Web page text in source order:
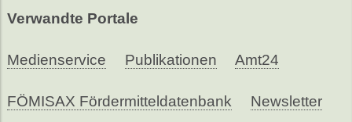
Verwandte Portale
Medienservice Publikationen Amt24
FÖMISAX Fördermitteldatenbank Newsletter